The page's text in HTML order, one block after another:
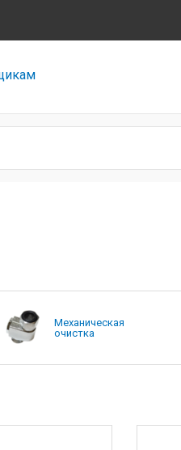
Механическая
очистка